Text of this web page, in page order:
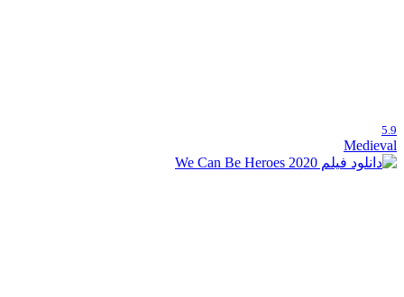
5.9
Medieval